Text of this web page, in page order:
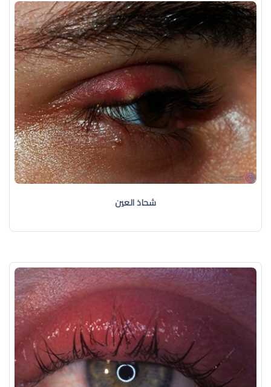
شحاذ العين